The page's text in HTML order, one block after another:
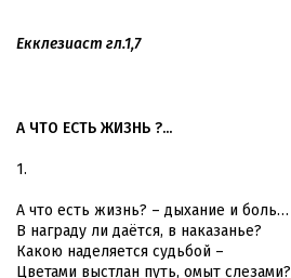
Екклезиаст гл.1,7
А ЧТО ЕСТЬ ЖИЗНЬ ?...
1.
А что есть жизнь? – дыхание и боль…
В награду ли даётся, в наказанье?
Какою наделяется судьбой –
Цветами выстлан путь, омыт слезами?